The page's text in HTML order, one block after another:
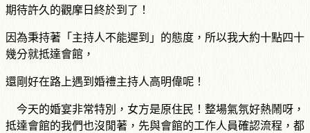
期待許久的觀摩日終於到了！
因為秉持著「主持人不能遲到」的態度，所以我大約十點四十
幾分就抵達會館，
還剛好在路上遇到婚禮主持人高明偉呢！
今天的婚宴非常特別，女方是原住民！整場氣氛好熱鬧呀，
抵達會館的我們也沒閒著，先與會館的工作人員確認流程，都